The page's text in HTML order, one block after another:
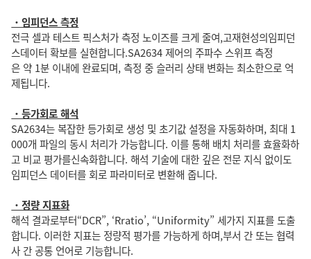
・임피던스 측정
전극 셀과 테스트 픽스처가 측정 노이즈를 크게 줄여,고재현성의임피던
스데이터 확보를 실현합니다.SA2634 제어의 주파수 스위프 측정
은 약 1분 이내에 완료되며, 측정 중 슬러리 상태 변화는 최소한으로 억
제됩니다.
・등가회로 해석
SA2634는 복잡한 등가회로 생성 및 초기값 설정을 자동화하며, 최대 1
000개 파일의 동시 처리가 가능합니다. 이를 통해 배치 처리를 효율화하
고 비교 평가를신속화합니다. 해석 기술에 대한 깊은 전문 지식 없이도
임피던스 데이터를 회로 파라미터로 변환해 줍니다.
・정량 지표화
해석 결과로부터“DCR”, ‘Rratio’, “Uniformity” 세가지 지표를 도출
합니다. 이러한 지표는 정량적 평가를 가능하게 하며,부서 간 또는 협력
사 간 공통 언어로 기능합니다.